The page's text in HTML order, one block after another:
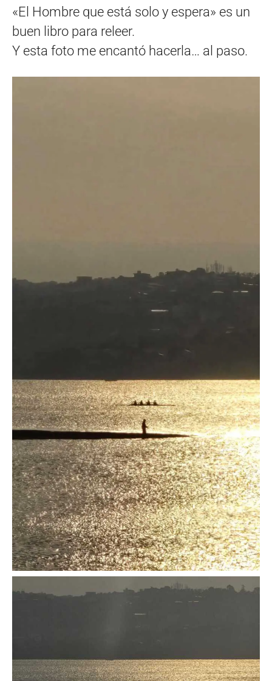
«El Hombre que está solo y espera» es un
buen libro para releer.
Y esta foto me encantó hacerla… al paso.